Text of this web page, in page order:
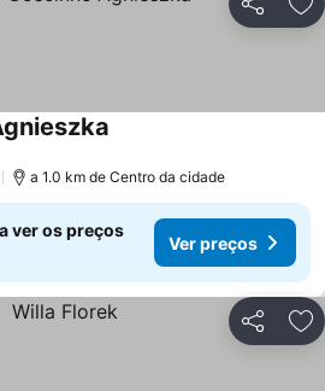
Partilhar
a 1.0 km de Centro da cidade
ver os preços
Ver preços
Partilhar